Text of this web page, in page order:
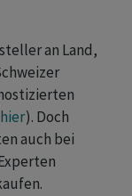
an Land,
hier). Doch
auch bei